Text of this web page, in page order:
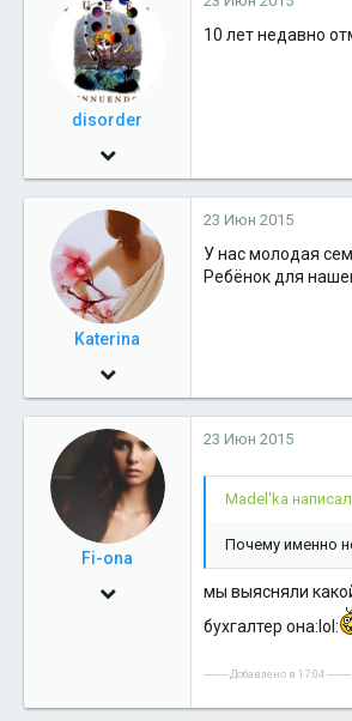
Салехард
disorder
3 Ноя 2009
1,004
36
Лабытнанги
10 лет недавно
Katerina
10 Май 2006
7,414
38
Салехард
23 Июн 2015
У нас молодая
Ребёнок для
Fi-ona
7 Янв 2010
23 Июн 2015
Madel'ka
Почему именно
мы выясняли
бухгалтер она:lol:
---------- Добавлено в 17:04